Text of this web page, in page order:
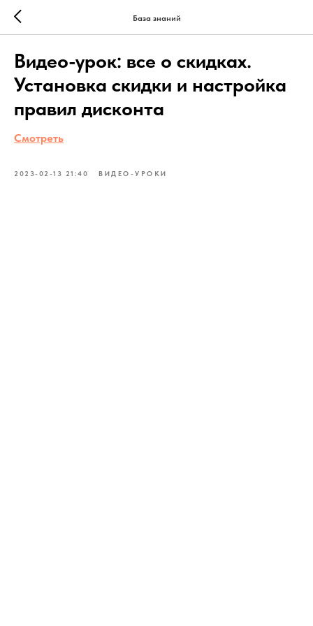
База знаний
Видео-урок: все о скидках.
Установка скидки и настройка
правил дисконта
Смотреть
2023-02-13 21:40 ВИДЕО-УРОКИ